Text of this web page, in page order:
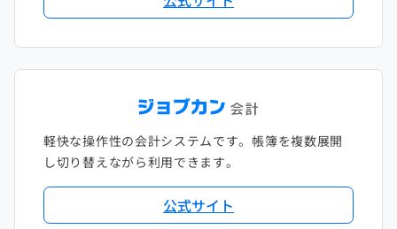
軽快な操作性の会計システムです。帳簿を複数展開
し切り替えながら利用できます。
公式サイト